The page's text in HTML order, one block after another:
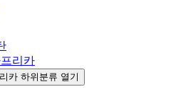
리카
카 하위분류 열기